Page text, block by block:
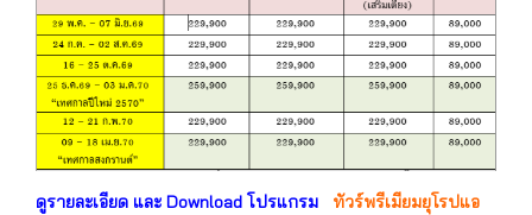
ดูรายละเอียด และ Download โปรแกรม
ทัวร์พรีเมียมยุโรปแอ